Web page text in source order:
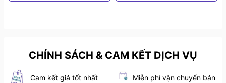
CHÍNH SÁCH & CAM KẾT DỊCH VỤ
Cam kết giá tốt nhất Miễn phí vận chuyển bán